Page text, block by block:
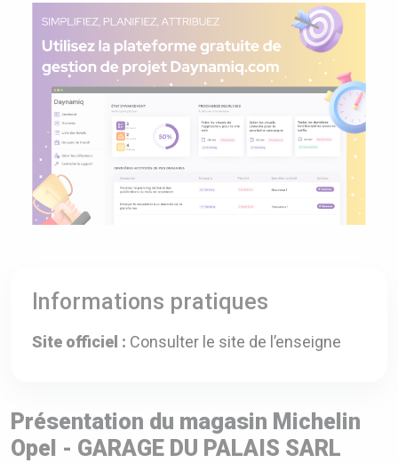
Informations pratiques
Site officiel : Consulter le site de l’enseigne
Présentation du magasin Michelin
Opel - GARAGE DU PALAIS SARL